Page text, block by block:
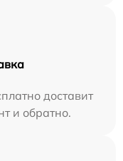
доставит
и обратно.